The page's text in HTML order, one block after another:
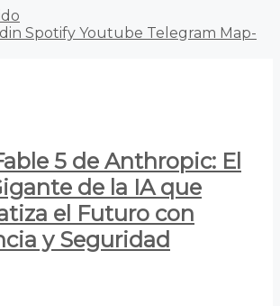
Spotify Youtube Telegram Map-
5 de Anthropic: El
de la IA que
el Futuro con
y Seguridad